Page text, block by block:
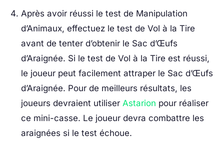
Après avoir réussi le test de Manipulation
d’Animaux, effectuez le test de Vol à la Tire
avant de tenter d’obtenir le Sac d’Œufs
d’Araignée. Si le test de Vol à la Tire est réussi,
le joueur peut facilement attraper le Sac d’Œufs
d’Araignée. Pour de meilleurs résultats, les
joueurs devraient utiliser Astarion pour réaliser
ce mini-casse. Le joueur devra combattre les
araignées si le test échoue.